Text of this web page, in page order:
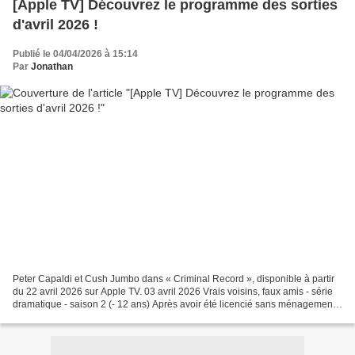
[Apple TV] Découvrez le programme des sorties
d'avril 2026 !
Publié le 04/04/2026 à 15:14
Par Jonathan
Peter Capaldi et Cush Jumbo dans « Criminal Record », disponible à partir
du 22 avril 2026 sur Apple TV. 03 avril 2026 Vrais voisins, faux amis - série
dramatique - saison 2 (- 12 ans) Après avoir été licencié sans ménagement,